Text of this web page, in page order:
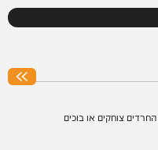
צוחקים או בוכים